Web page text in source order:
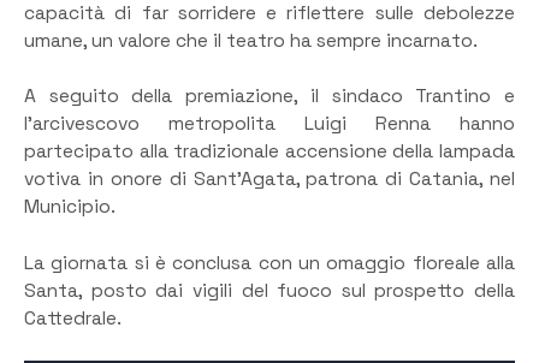
capacità di far sorridere e riflettere sulle debolezze
umane, un valore che il teatro ha sempre incarnato.
A seguito della premiazione, il sindaco Trantino e
l’arcivescovo metropolita Luigi Renna hanno
partecipato alla tradizionale accensione della lampada
votiva in onore di Sant’Agata, patrona di Catania, nel
Municipio.
La giornata si è conclusa con un omaggio floreale alla
Santa, posto dai vigili del fuoco sul prospetto della
Cattedrale.